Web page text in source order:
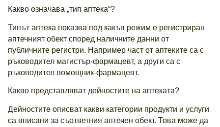
Какво означава „тип аптека“?
Типът аптека показва под какъв режим е регистриран
аптечният обект според наличните данни от
публичните регистри. Например част от аптеките са с
ръководител магистър-фармацевт, а други са с
ръководител помощник-фармацевт.
Какво представляват дейностите на аптеката?
Дейностите описват какви категории продукти и услуги
са вписани за съответния аптечен обект. Това може да